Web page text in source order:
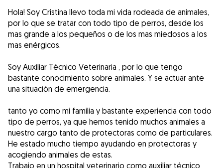
Hola! Soy Cristina llevo toda mi vida rodeada de animales,
por lo que se tratar con todo tipo de perros, desde los
mas grande a los pequeños o de los mas miedosos a los
mas enérgicos.
Soy Auxiliar Técnico Veterinaria , por lo que tengo
bastante conocimiento sobre animales. Y se actuar ante
una situación de emergencia.
tanto yo como mi familia y bastante experiencia con todo
tipo de perros, ya que hemos tenido muchos animales a
nuestro cargo tanto de protectoras como de particulares.
He estado mucho tiempo ayudando en protectoras y
acogiendo animales de estas.
Trabajo en un hospital veterinario como auxiliar técnico